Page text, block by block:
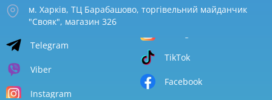
м. Харків, ТЦ Барабашово, торгівельний майданчик
"Свояк", магазин 326
Telegram
Viber
Instagram
TikTok
Facebook